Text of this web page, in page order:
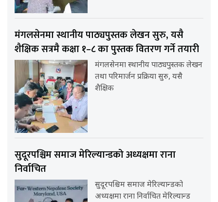
मंगलसेनमा स्थानीय पाठ्यपुस्तक लेखन सुरु, यसै
शैक्षिक सत्रमै कक्षा १–८ का पुस्तक वितरण गर्ने तयारी
मंगलसेनमा स्थानीय पाठ्यपुस्तक लेखन
तथा परिमार्जन प्रक्रिया सुरु, यसै
शैक्षिक
सुदूरपश्चिम समाज मेरिल्यान्डको अध्यक्षमा राना
निर्वाचित
सुदूरपश्चिम समाज मेरिल्यान्डको
अध्यक्षमा राना निर्वाचित मेरिल्यान्ड